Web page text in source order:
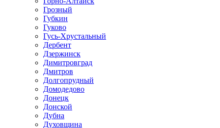
Грозный
Губкин
Гуково
Гусь-Хрустальный
Дербент
Дзержинск
Димитровград
Дмитров
Долгопрудный
Домодедово
Донецк
Донской
Дубна
Духовщина